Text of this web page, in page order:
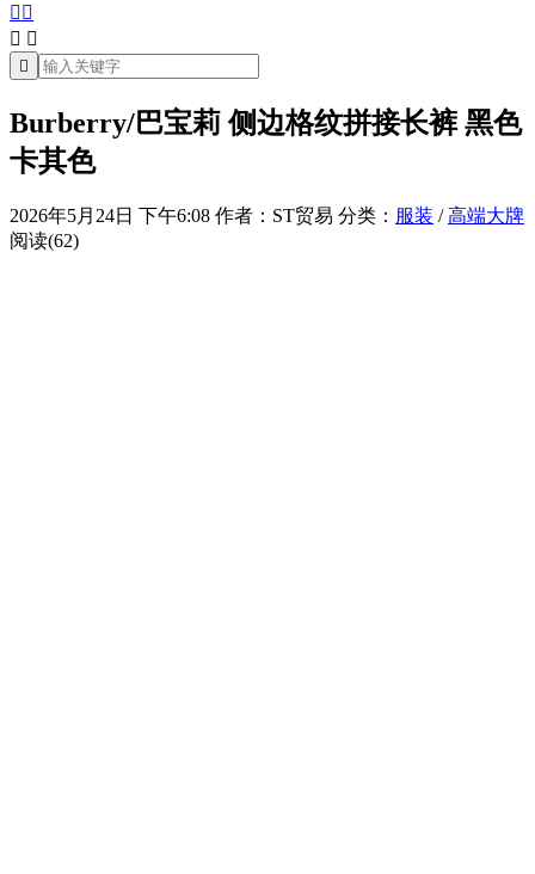
 
 

Burberry/巴宝莉 侧边格纹拼接长裤 黑色
卡其色
2026年5月24日 下午6:08 作者：ST贸易 分类： 服装 /高端大牌
阅读(62)